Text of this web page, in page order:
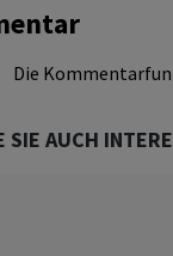
Die
SIE AUCH